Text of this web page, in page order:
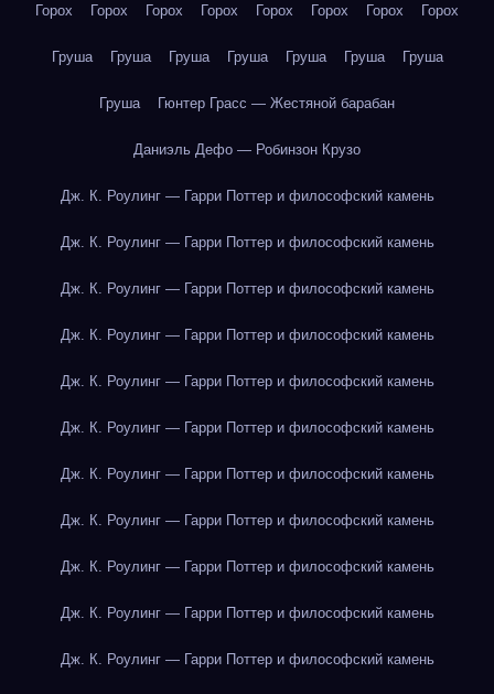
Горох Горох Горох Горох Горох Горох Горох Горох
Груша Груша Груша Груша Груша Груша Груша
Груша Гюнтер Грасс — Жестяной барабан
Даниэль Дефо — Робинзон Крузо
Дж. К. Роулинг — Гарри Поттер и философский камень
Дж. К. Роулинг — Гарри Поттер и философский камень
Дж. К. Роулинг — Гарри Поттер и философский камень
Дж. К. Роулинг — Гарри Поттер и философский камень
Дж. К. Роулинг — Гарри Поттер и философский камень
Дж. К. Роулинг — Гарри Поттер и философский камень
Дж. К. Роулинг — Гарри Поттер и философский камень
Дж. К. Роулинг — Гарри Поттер и философский камень
Дж. К. Роулинг — Гарри Поттер и философский камень
Дж. К. Роулинг — Гарри Поттер и философский камень
Дж. К. Роулинг — Гарри Поттер и философский камень